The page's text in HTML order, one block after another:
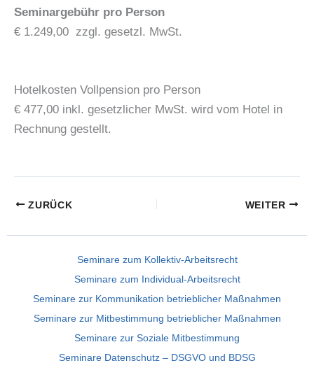
Seminargebühr pro Person
€ 1.249,00 zzgl. gesetzl. MwSt.
Hotelkosten Vollpension pro Person
€ 477,00 inkl. gesetzlicher MwSt. wird vom Hotel in
Rechnung gestellt.
ZURÜCK WEITER
Seminare zum Kollektiv-Arbeitsrecht
Seminare zum Individual-Arbeitsrecht
Seminare zur Kommunikation betrieblicher Maßnahmen
Seminare zur Mitbestimmung betrieblicher Maßnahmen
Seminare zur Soziale Mitbestimmung
Seminare Datenschutz – DSGVO und BDSG